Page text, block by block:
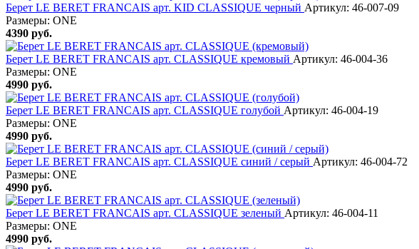
Берет LE BERET FRANCAIS арт. KID CLASSIQUE черный Артикул: 46-007-09
Размеры: ONE
4390 руб.
Берет LE BERET FRANCAIS арт. CLASSIQUE кремовый Артикул: 46-004-36
Размеры: ONE
4990 руб.
Берет LE BERET FRANCAIS арт. CLASSIQUE голубой Артикул: 46-004-19
Размеры: ONE
4990 руб.
Берет LE BERET FRANCAIS арт. CLASSIQUE синий / серый Артикул: 46-004-72
Размеры: ONE
4990 руб.
Берет LE BERET FRANCAIS арт. CLASSIQUE зеленый Артикул: 46-004-11
Размеры: ONE
4990 руб.